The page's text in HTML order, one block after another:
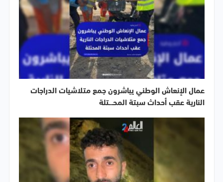
عمال الإنعاش الوطني يباشرون جمع متلاشيات الدراجات
النارية عقب أحداث سبتة المحـ.ـتلة